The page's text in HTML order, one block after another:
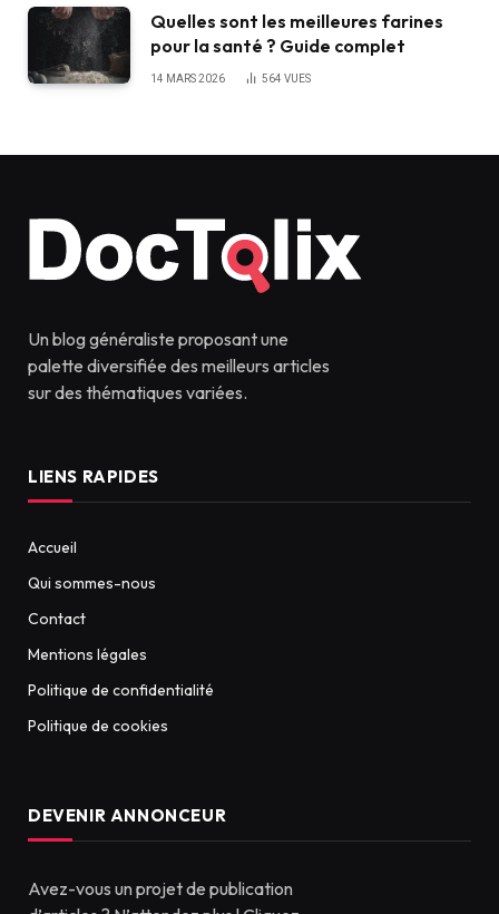
Quelles sont les meilleures farines
pour la santé ? Guide complet
14 MARS 2026 564 VUES
Un blog généraliste proposant une
palette diversifiée des meilleurs articles
sur des thématiques variées.
LIENS RAPIDES
Accueil
Qui sommes-nous
Contact
Mentions légales
Politique de confidentialité
Politique de cookies
DEVENIR ANNONCEUR
Avez-vous un projet de publication